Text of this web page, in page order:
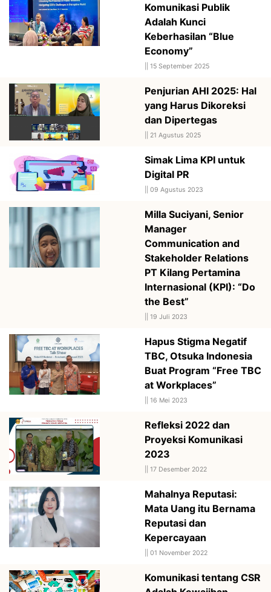
Komunikasi Publik
Adalah Kunci
Keberhasilan “Blue
Economy”
15 September 2025
Penjurian AHI 2025: Hal
yang Harus Dikoreksi
dan Dipertegas
21 Agustus 2025
Simak Lima KPI untuk
Digital PR
09 Agustus 2023
Milla Suciyani, Senior
Manager
Communication and
Stakeholder Relations
PT Kilang Pertamina
Internasional (KPI): “Do
the Best”
19 Juli 2023
Hapus Stigma Negatif
TBC, Otsuka Indonesia
Buat Program “Free TBC
at Workplaces”
16 Mei 2023
Refleksi 2022 dan
Proyeksi Komunikasi
2023
17 Desember 2022
Mahalnya Reputasi:
Mata Uang itu Bernama
Reputasi dan
Kepercayaan
01 November 2022
Komunikasi tentang CSR